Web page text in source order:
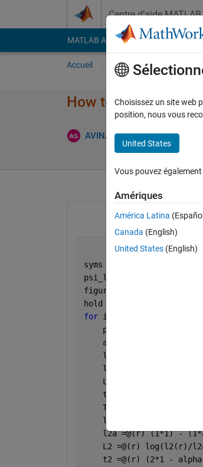
Centre d’aide MATLAB
MATLAB Answers File Exchange
Accueil Poser une question
How to plot these
AVINASH SAHU 23 Juin 2022
syms
psi_list = [1, 0.1, 0.01,
figure
hold
for i = 1:numel(psi_list)
    psi = psi_list(i);
alpha = (12*psi)^(1/
l1 = @(r) (r +
l1a = @(r) r*r -
L1 = @(r) log(l1(r)/
t1 =@(r) (2*r -
    T1 =@(r) atan(t1(r));
l2 =@(r) (1 +
l2a =@(r) (1*1) -
L2 =@(r) log(l2(r)/
t2 =@(r) (2*1 -
Choisissez un site web
position, nous vous
United States
Vous pouvez
Amériques
América Latina
Canada (English)
United States (English)